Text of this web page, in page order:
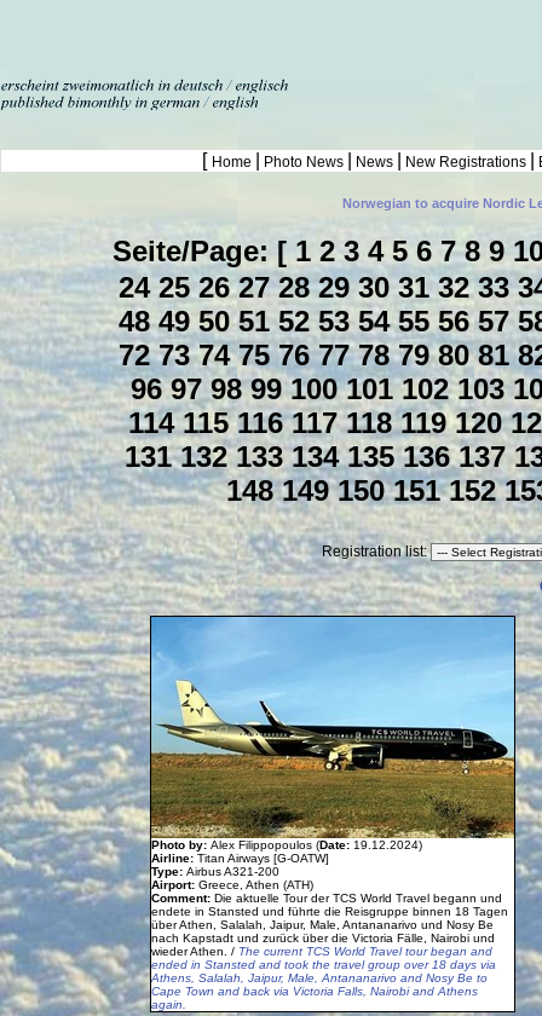
[ Home Photo News News New Registrations
Norwegian to acquire Nordic
Seite/Page: [1 23 4 5 6 78 9
24252627282930313233
4849 5051525354555657
72737475767778798081
9697 9899100101102103
114115116117118119120
131132133134135136137
148149150151152
Registration list:
Photo by: Alex Filippopoulos (Date: 19.12.2024)
Airline: Titan Airways [G-OATW]
Type: Airbus A321-200
Airport: Greece, Athen (ATH)
Comment: Die aktuelle Tour der TCS World Travel begann und
endete in Stansted und führte die Reisgruppe binnen 18 Tagen
über Athen, Salalah, Jaipur, Male, Antananarivo und Nosy Be
nach Kapstadt und zurück über die Victoria Fälle, Nairobi und
wieder Athen. / The current TCS World Travel tour began and
ended in Stansted and took the travel group over 18 days via
Athens, Salalah, Jaipur, Male, Antananarivo and Nosy Be to
Cape Town and back via Victoria Falls, Nairobi and Athens
again.